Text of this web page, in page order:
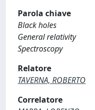
Parola chiave
Black holes
General relativity
Spectroscopy
Relatore
TAVERNA, ROBERTO
Correlatore